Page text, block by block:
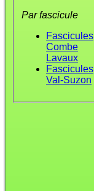
Par fascicule
Fascicules
Combe
Lavaux
Fascicules
Val-Suzon